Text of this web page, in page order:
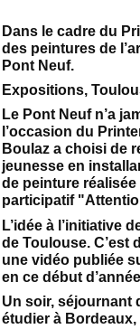
Dans le cadre du
des peintures de
Pont Neuf.
Expositions,
Le Pont Neuf n’a
l’occasion du
Boulaz a choisi de
jeunesse en
de peinture
participatif
L’idée à l’initiative
de Toulouse. C’est
une vidéo publiée
en ce début
Un soir, séjournant
étudier à Bordeaux,